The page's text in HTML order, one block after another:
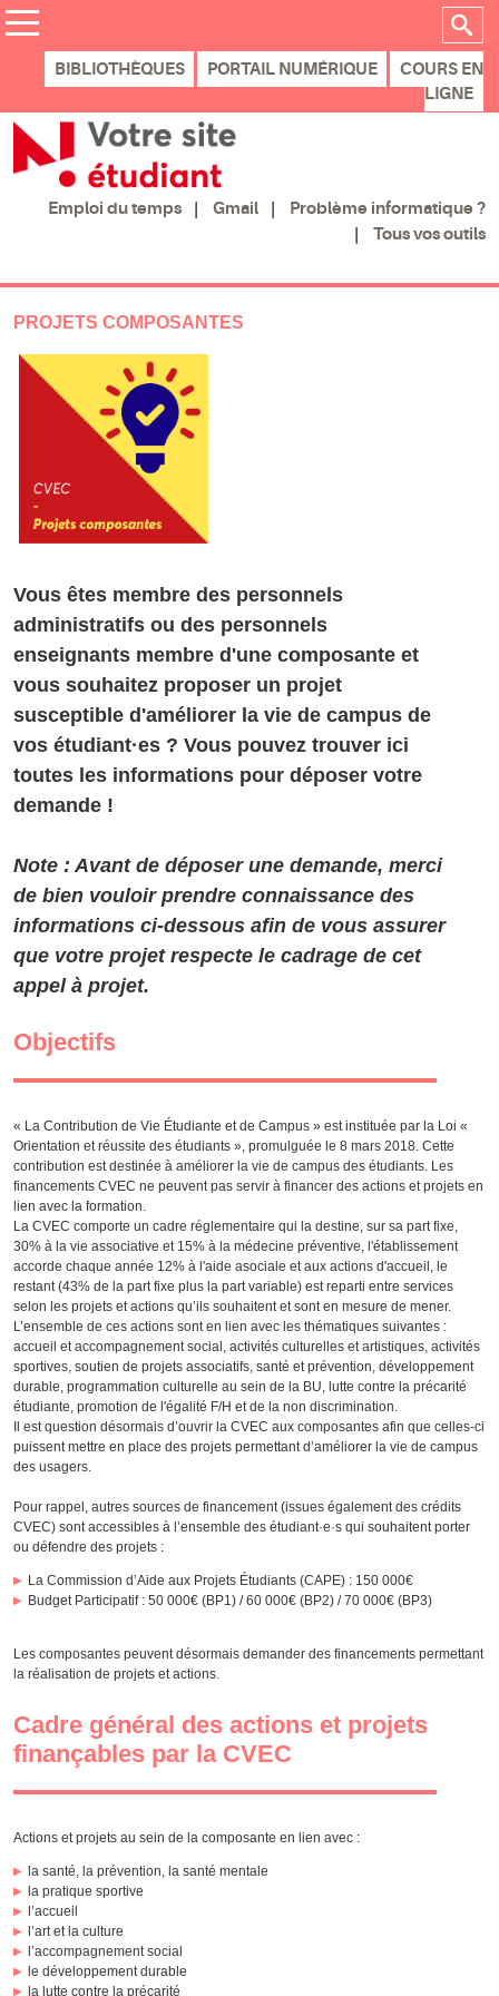
BIBLIOTHÈQUES PORTAIL NUMÉRIQUE
COURS EN
LIGNE
Emploi du temps Gmail
Problème informatique ?
Tous vos outils
PROJETS COMPOSANTES
Vous êtes membre des personnels
administratifs ou des personnels
enseignants membre d'une composante et
vous souhaitez proposer un projet
susceptible d'améliorer la vie de campus de
vos étudiant·es ? Vous pouvez trouver ici
toutes les informations pour déposer votre
demande !
Note : Avant de déposer une demande, merci
de bien vouloir prendre connaissance des
informations ci-dessous afin de vous assurer
que votre projet respecte le cadrage de cet
appel à projet.
Objectifs
« La Contribution de Vie Étudiante et de Campus » est instituée par la Loi «
Orientation et réussite des étudiants », promulguée le 8 mars 2018. Cette
contribution est destinée à améliorer la vie de campus des étudiants. Les
financements CVEC ne peuvent pas servir à financer des actions et projets en
lien avec la formation.
La CVEC comporte un cadre réglementaire qui la destine, sur sa part fixe,
30% à la vie associative et 15% à la médecine préventive, l'établissement
accorde chaque année 12% à l'aide asociale et aux actions d'accueil, le
restant (43% de la part fixe plus la part variable) est reparti entre services
selon les projets et actions qu’ils souhaitent et sont en mesure de mener.
L’ensemble de ces actions sont en lien avec les thématiques suivantes :
accueil et accompagnement social, activités culturelles et artistiques, activités
sportives, soutien de projets associatifs, santé et prévention, développement
durable, programmation culturelle au sein de la BU, lutte contre la précarité
étudiante, promotion de l'égalité F/H et de la non discrimination.
Il est question désormais d’ouvrir la CVEC aux composantes afin que celles-ci
puissent mettre en place des projets permettant d’améliorer la vie de campus
des usagers.
Pour rappel, autres sources de financement (issues également des crédits
CVEC) sont accessibles à l’ensemble des étudiant·e·s qui souhaitent porter
ou défendre des projets :
La Commission d’Aide aux Projets Étudiants (CAPE) : 150 000€
Budget Participatif : 50 000€ (BP1) / 60 000€ (BP2) / 70 000€ (BP3)
Les composantes peuvent désormais demander des financements permettant
la réalisation de projets et actions.
Cadre général des actions et projets
finançables par la CVEC
Actions et projets au sein de la composante en lien avec :
la santé, la prévention, la santé mentale
la pratique sportive
l’accueil
l’art et la culture
l’accompagnement social
le développement durable
la lutte contre la précarité